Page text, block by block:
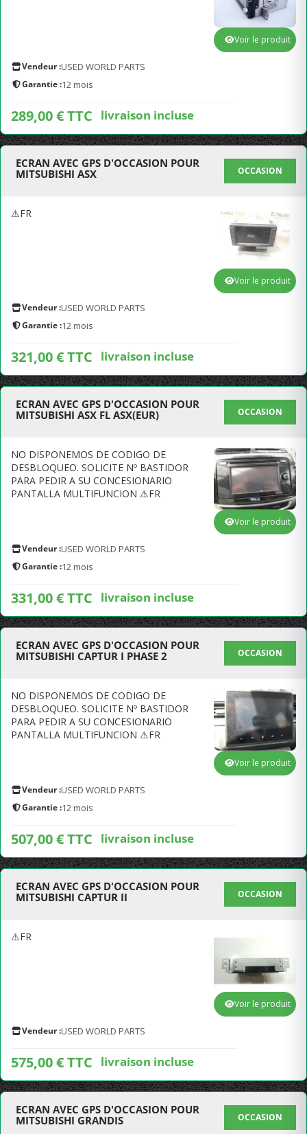
Vendeur :USED WORLD PARTS
Garantie :12 mois
289,00 € TTC livraison incluse
Voir le produit
ECRAN AVEC GPS D'OCCASION POUR
MITSUBISHI ASX
OCCASION
⚠FR
Vendeur :USED WORLD PARTS
Garantie :12 mois
321,00 € TTC livraison incluse
Voir le produit
ECRAN AVEC GPS D'OCCASION POUR
MITSUBISHI ASX FL ASX(EUR)
OCCASION
NO DISPONEMOS DE CODIGO DE
DESBLOQUEO. SOLICITE Nº BASTIDOR
PARA PEDIR A SU CONCESIONARIO
PANTALLA MULTIFUNCION ⚠FR
Vendeur :USED WORLD PARTS
Garantie :12 mois
331,00 € TTC livraison incluse
Voir le produit
ECRAN AVEC GPS D'OCCASION POUR
MITSUBISHI CAPTUR I PHASE 2
OCCASION
NO DISPONEMOS DE CODIGO DE
DESBLOQUEO. SOLICITE Nº BASTIDOR
PARA PEDIR A SU CONCESIONARIO
PANTALLA MULTIFUNCION ⚠FR
Vendeur :USED WORLD PARTS
Garantie :12 mois
507,00 € TTC livraison incluse
Voir le produit
ECRAN AVEC GPS D'OCCASION POUR
MITSUBISHI CAPTUR II
OCCASION
⚠FR
Vendeur :USED WORLD PARTS
575,00 € TTC livraison incluse
Voir le produit
ECRAN AVEC GPS D'OCCASION POUR
MITSUBISHI GRANDIS
OCCASION